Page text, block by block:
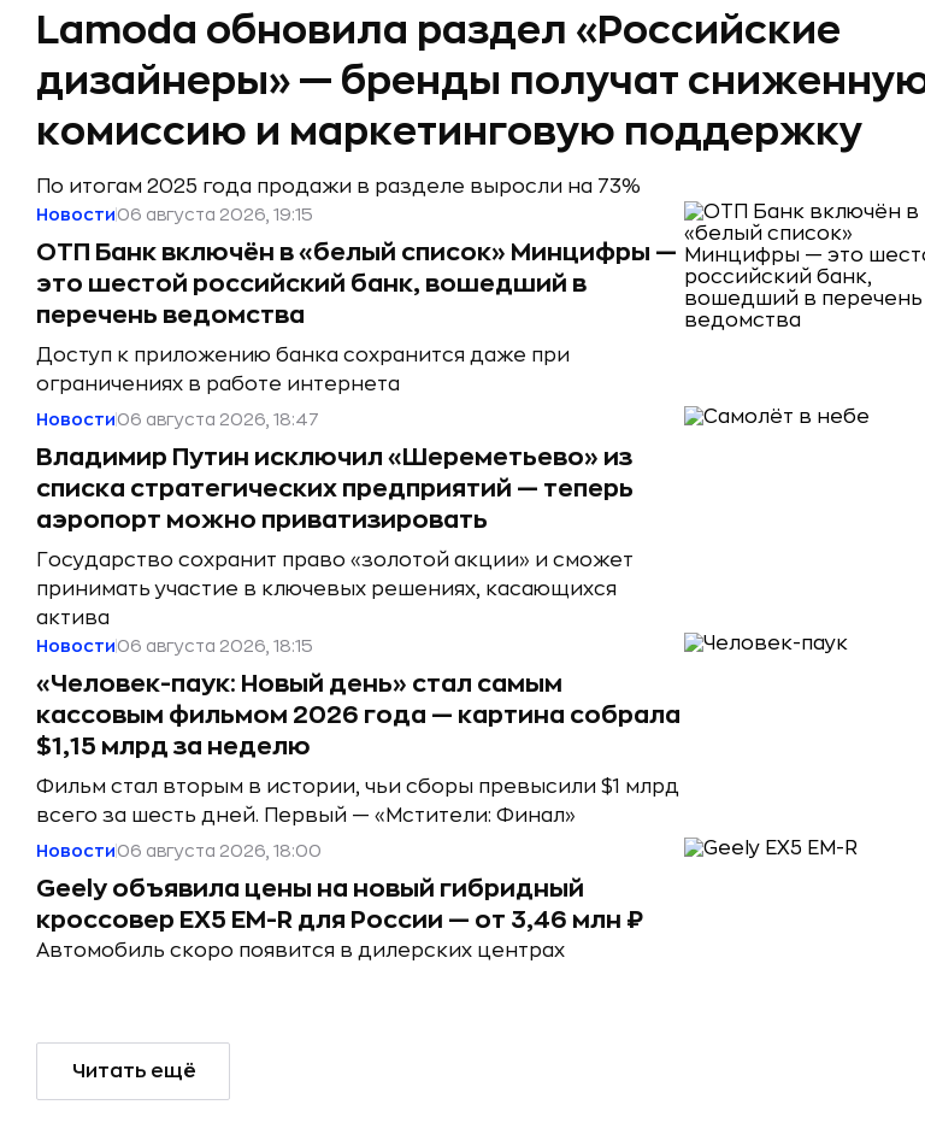
Lamoda обновила раздел «Российские
дизайнеры» — бренды получат
комиссию и маркетинговую поддержку
По итогам 2025 года продажи в разделе выросли на 73%
Новости 06 августа 2026, 19:15
ОТП Банк включён в «белый список» Минцифры —
это шестой российский банк, вошедший в
перечень ведомства
Доступ к приложению банка сохранится даже при
ограничениях в работе интернета
Новости 06 августа 2026, 18:47
Владимир Путин исключил «Шереметьево» из
списка стратегических предприятий — теперь
аэропорт можно приватизировать
Государство сохранит право «золотой акции» и сможет
принимать участие в ключевых решениях, касающихся
актива
Новости 06 августа 2026, 18:15
«Человек-паук: Новый день» стал самым
кассовым фильмом 2026 года — картина собрала
$1,15 млрд за неделю
Фильм стал вторым в истории, чьи сборы превысили $1 млрд
всего за шесть дней. Первый — «Мстители: Финал»
Новости 06 августа 2026, 18:00
Geely объявила цены на новый гибридный
кроссовер EX5 EM-R для России — от 3,46 млн ₽
Автомобиль скоро появится в дилерских центрах
Читать ещё